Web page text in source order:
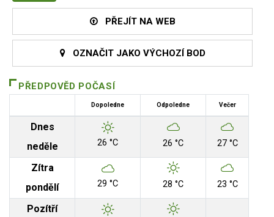
PŘEJÍT NA WEB
OZNAČIT JAKO VÝCHOZÍ BOD
PŘEDPOVĚD POČASÍ
Dopoledne Odpoledne Večer
Dnes
neděle
26 °C 26 °C 27 °C
Zítra
pondělí
29 °C 28 °C 23 °C
Pozítří